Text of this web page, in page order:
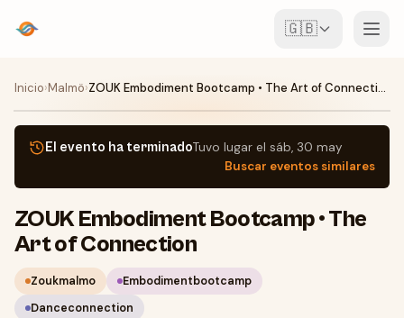
🇬🇧
Eventos
Mapa
Para organizadores
Crear evento
Inicio›Malmö› ZOUK Embodiment Bootcamp • The Art of Connection
El evento ha terminadoTuvo lugar el sáb, 30 may
Buscar eventos similares
ZOUK Embodiment Bootcamp • The
Art of Connection
Zoukmalmo
Embodimentbootcamp
Danceconnection